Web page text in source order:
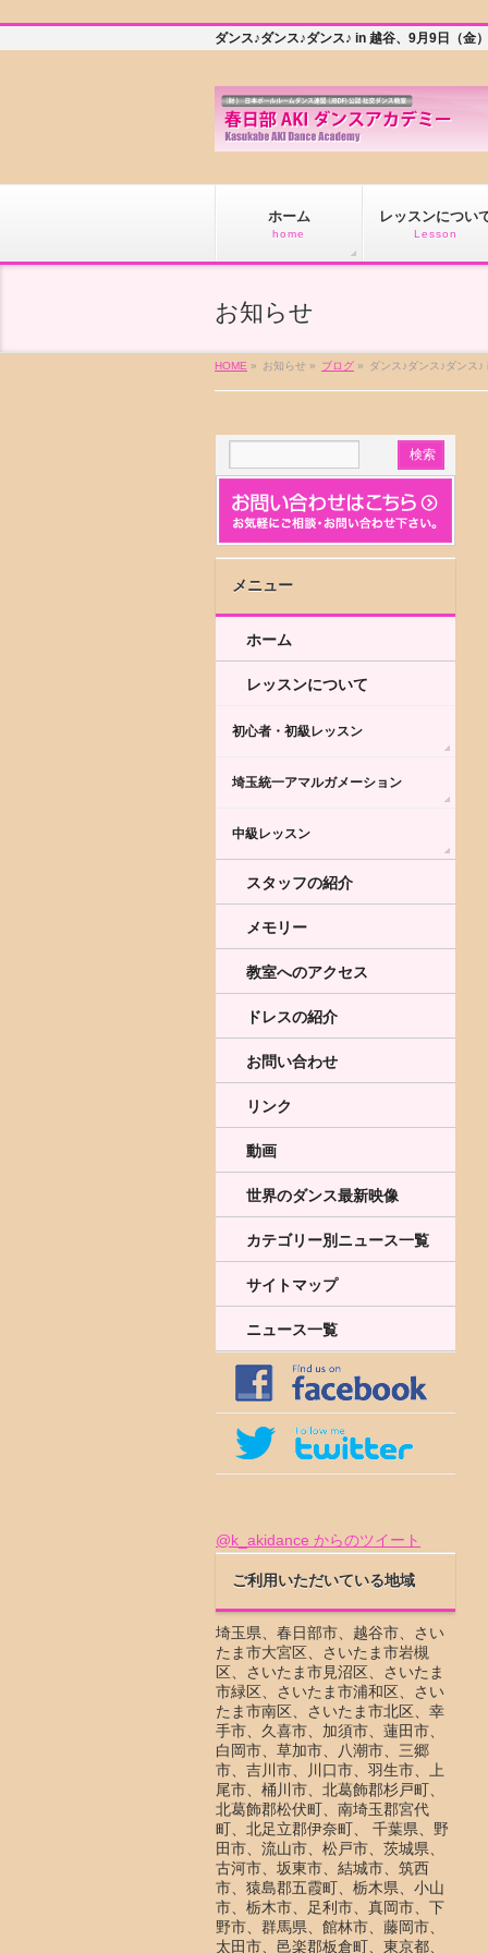
ダンス♪ダンス♪ダンス♪ in 越谷、9月9日（
ホーム
home
レッスンについ
Lesson
お知らせ
HOME » お知らせ » ブログ » ダンス♪ダンス♪ダンス
メニュー
ホーム
レッスンについて
初心者・初級レッスン
埼玉統一アマルガメーション
中級レッスン
スタッフの紹介
メモリー
教室へのアクセス
ドレスの紹介
お問い合わせ
リンク
動画
世界のダンス最新映像
カテゴリー別ニュース一覧
サイトマップ
ニュース一覧
@k_akidance からのツイート
ご利用いただいている地域
埼玉県、春日部市、越谷市、さい
たま市大宮区、さいたま市岩槻
区、さいたま市見沼区、さいたま
市緑区、さいたま市浦和区、さい
たま市南区、さいたま市北区、幸
手市、久喜市、加須市、蓮田市、
白岡市、草加市、八潮市、三郷
市、吉川市、川口市、羽生市、上
尾市、桶川市、北葛飾郡杉戸町、
北葛飾郡松伏町、南埼玉郡宮代
町、北足立郡伊奈町、 千葉県、野
田市、流山市、松戸市、茨城県、
古河市、坂東市、結城市、筑西
市、猿島郡五霞町、栃木県、小山
市、栃木市、足利市、真岡市、下
野市、群馬県、館林市、藤岡市、
太田市、邑楽郡板倉町、東京都、